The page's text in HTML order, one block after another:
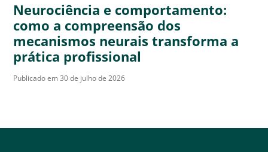
Neurociência e comportamento:
como a compreensão dos
mecanismos neurais transforma a
prática profissional
Publicado em 30 de julho de 2026